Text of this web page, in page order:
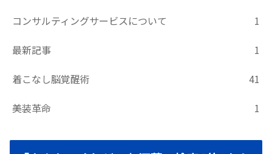
コンサルティングサービスについて
1
最新記事
1
着こなし脳覚醒術
41
美装革命
1